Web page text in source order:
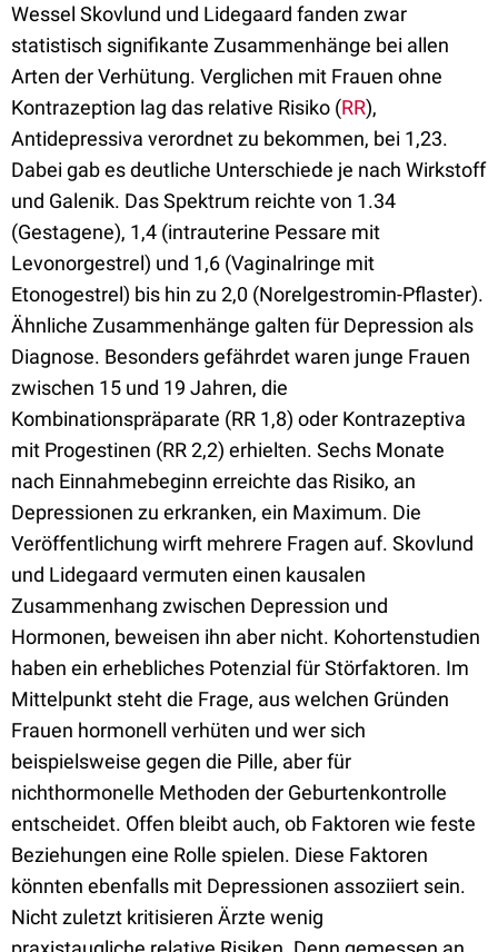
Wessel Skovlund und Lidegaard fanden zwar
statistisch signifikante Zusammenhänge bei allen
Arten der Verhütung. Verglichen mit Frauen ohne
Kontrazeption lag das relative Risiko (RR),
Antidepressiva verordnet zu bekommen, bei 1,23.
Dabei gab es deutliche Unterschiede je nach Wirkstoff
und Galenik. Das Spektrum reichte von 1.34
(Gestagene), 1,4 (intrauterine Pessare mit
Levonorgestrel) und 1,6 (Vaginalringe mit
Etonogestrel) bis hin zu 2,0 (Norelgestromin-Pflaster).
Ähnliche Zusammenhänge galten für Depression als
Diagnose. Besonders gefährdet waren junge Frauen
zwischen 15 und 19 Jahren, die
Kombinationspräparate (RR 1,8) oder Kontrazeptiva
mit Progestinen (RR 2,2) erhielten. Sechs Monate
nach Einnahmebeginn erreichte das Risiko, an
Depressionen zu erkranken, ein Maximum. Die
Veröffentlichung wirft mehrere Fragen auf. Skovlund
und Lidegaard vermuten einen kausalen
Zusammenhang zwischen Depression und
Hormonen, beweisen ihn aber nicht. Kohortenstudien
haben ein erhebliches Potenzial für Störfaktoren. Im
Mittelpunkt steht die Frage, aus welchen Gründen
Frauen hormonell verhüten und wer sich
beispielsweise gegen die Pille, aber für
nichthormonelle Methoden der Geburtenkontrolle
entscheidet. Offen bleibt auch, ob Faktoren wie feste
Beziehungen eine Rolle spielen. Diese Faktoren
könnten ebenfalls mit Depressionen assoziiert sein.
Nicht zuletzt kritisieren Ärzte wenig